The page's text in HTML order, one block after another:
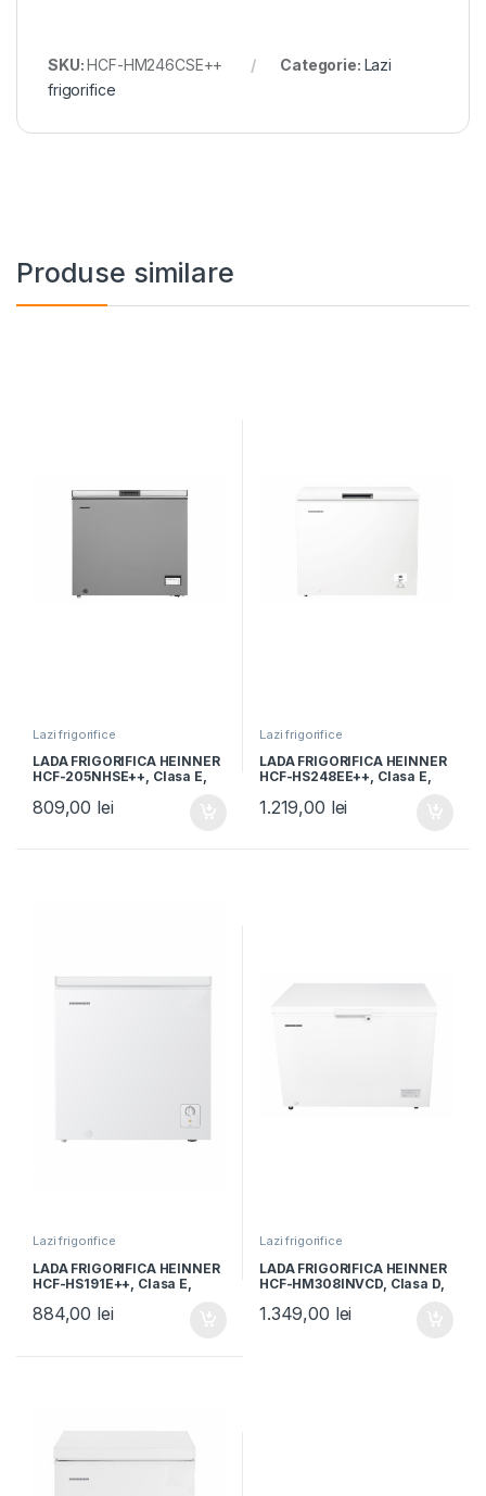
SKU:HCF-HM246CSE++ Categorie: Lazi
frigorifice
Produse similare
Lazi frigorifice
LADA FRIGORIFICA HEINNER
HCF-205NHSE++, Clasa E,
Control electronic, Argintiu
809,00 lei
Lazi frigorifice
LADA FRIGORIFICA HEINNER
HCF-HS248EE++, Clasa E,
Display, Lumina LED, Alb
1.219,00 lei
Lazi frigorifice
LADA FRIGORIFICA HEINNER
HCF-HS191E++, Clasa E,
85.3cm, Alb
884,00 lei
Lazi frigorifice
LADA FRIGORIFICA HEINNER
HCF-HM308INVCD, Clasa D,
frigider/congelator, Control
1.349,00 lei